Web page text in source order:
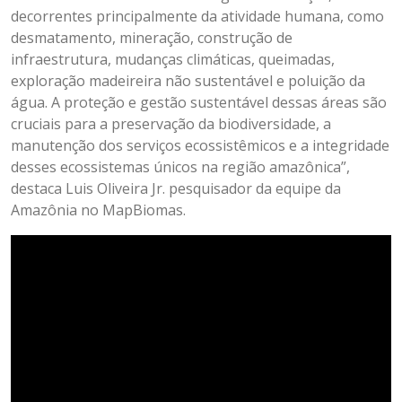
decorrentes principalmente da atividade humana, como
desmatamento, mineração, construção de
infraestrutura, mudanças climáticas, queimadas,
exploração madeireira não sustentável e poluição da
água. A proteção e gestão sustentável dessas áreas são
cruciais para a preservação da biodiversidade, a
manutenção dos serviços ecossistêmicos e a integridade
desses ecossistemas únicos na região amazônica”,
destaca Luis Oliveira Jr. pesquisador da equipe da
Amazônia no MapBiomas.